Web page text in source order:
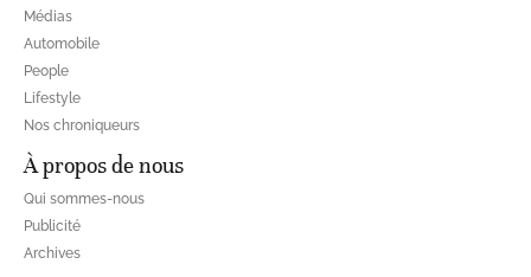
Médias
Automobile
People
Lifestyle
Nos chroniqueurs
À propos de nous
Qui sommes-nous
Publicité
Archives